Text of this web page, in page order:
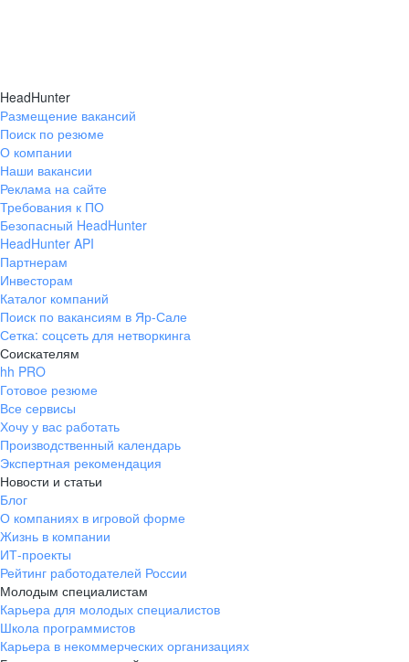
HeadHunter
Размещение вакансий
Поиск по резюме
О компании
Наши вакансии
Реклама на сайте
Требования к ПО
Безопасный HeadHunter
HeadHunter API
Партнерам
Инвесторам
Каталог компаний
Поиск по вакансиям в Яр-Сале
Сетка: соцсеть для нетворкинга
Соискателям
hh PRO
Готовое резюме
Все сервисы
Хочу у вас работать
Производственный календарь
Экспертная рекомендация
Новости и статьи
Блог
О компаниях в игровой форме
Жизнь в компании
ИТ-проекты
Рейтинг работодателей России
Молодым специалистам
Карьера для молодых специалистов
Школа программистов
Карьера в некоммерческих организациях